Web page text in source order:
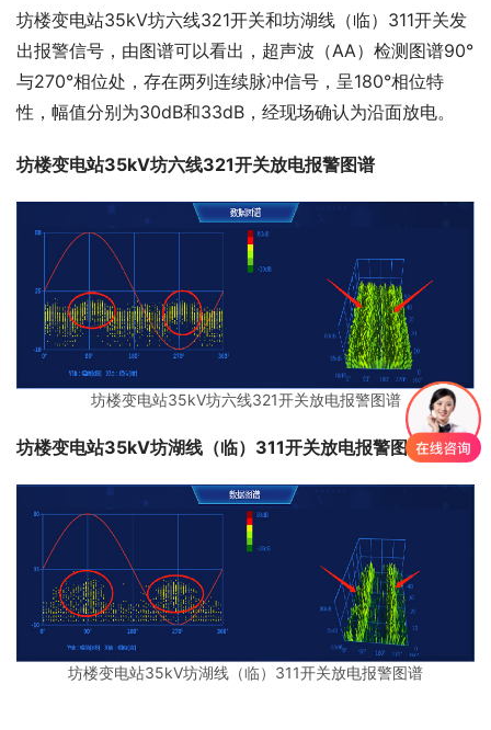
坊楼变电站35kV坊六线321开关和坊湖线（临）311开关发
出报警信号，由图谱可以看出，超声波（AA）检测图谱90°
与270°相位处，存在两列连续脉冲信号，呈180°相位特
性，幅值分别为30dB和33dB，经现场确认为沿面放电。
坊楼变电站35kV坊六线321开关放电报警图谱
坊楼变电站35kV坊六线321开关放电报警图谱
坊楼变电站35kV坊湖线（临）311开关放电报警图谱
坊楼变电站35kV坊湖线（临）311开关放电报警图谱